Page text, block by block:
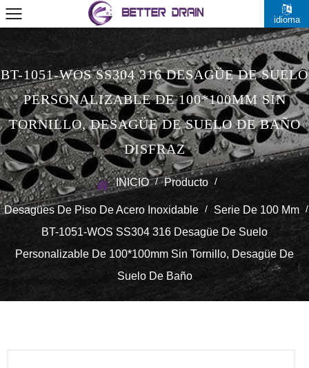
idioma
BT-1051-WOS SS304 316 DESAGÜE DE SUELO
PERSONALIZABLE DE 100*100MM SIN
TORNILLO, DESAGÜE DE SUELO DE BAÑO
DISFRAZ
INICIO / Producto /
Desagües De Piso De Acero Inoxidable / Serie De 100 Mm /
BT-1051-WOS SS304 316 Desagüe De Suelo
Personalizable De 100*100mm Sin Tornillo, Desagüe De
Suelo De Baño